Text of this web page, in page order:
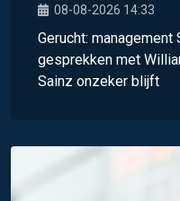
08-08-2026 14:33
Gerucht:
gesprekken met
Sainz onzeker blijft